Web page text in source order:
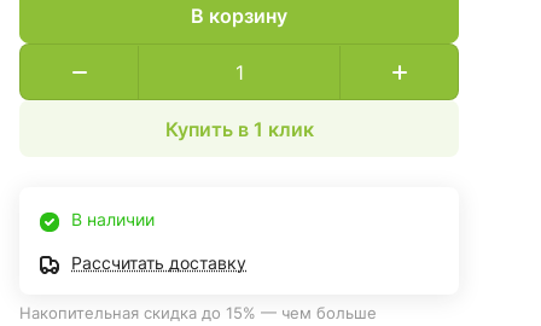
В корзину
Купить в 1 клик
В наличии
Рассчитать доставку
Накопительная скидка до 15% — чем больше